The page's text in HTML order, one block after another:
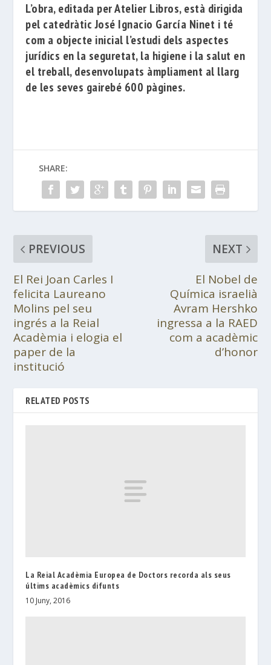
L’obra, editada perAtelier Libros, està dirigida
pel catedràticJosé Ignacio García Ninet i té
com a objecte inicial l’estudi dels aspectes
jurídics en la seguretat, la higiene i la salut en
el treball, desenvolupats àmpliament al llarg
de les seves gairebé 600 pàgines.
SHARE:
PREVIOUS
El Rei Joan Carles I
felicita Laureano
Molins pel seu
ingrés a la Reial
Acadèmia i elogia el
paper de la
institució
NEXT
El Nobel de
Química israelià
Avram Hershko
ingressa a la RAED
com a acadèmic
d’honor
RELATED POSTS
La Reial Acadèmia Europea de Doctors recorda als seus
últims acadèmics difunts
10 Juny, 2016